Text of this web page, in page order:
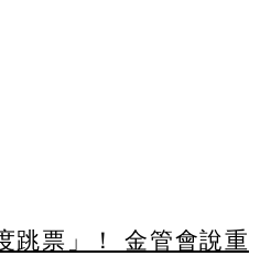
跳票」！ 金管會說重